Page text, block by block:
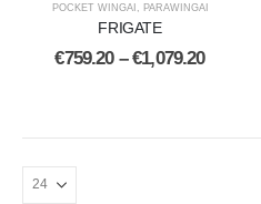
POCKET WINGAI PARAWINGAI
FRIGATE
€759.20 – €1,079.20